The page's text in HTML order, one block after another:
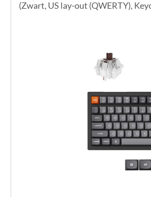
(Zwart, US lay-out (QWERTY),